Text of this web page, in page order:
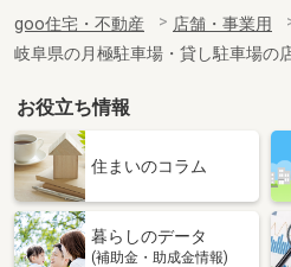
物件種別 貸地
土地面積 421m²
岐阜県可児市広見
価 格
岐阜県可
物件種別 貸地
土地面積
1159.35m²
goo住宅・不動産 店舗・事業用
岐阜県の月極駐車場・貸し駐車場の
お役立ち情報
住まいのコラム
暮らしのデータ
(補助金・助成金情報)